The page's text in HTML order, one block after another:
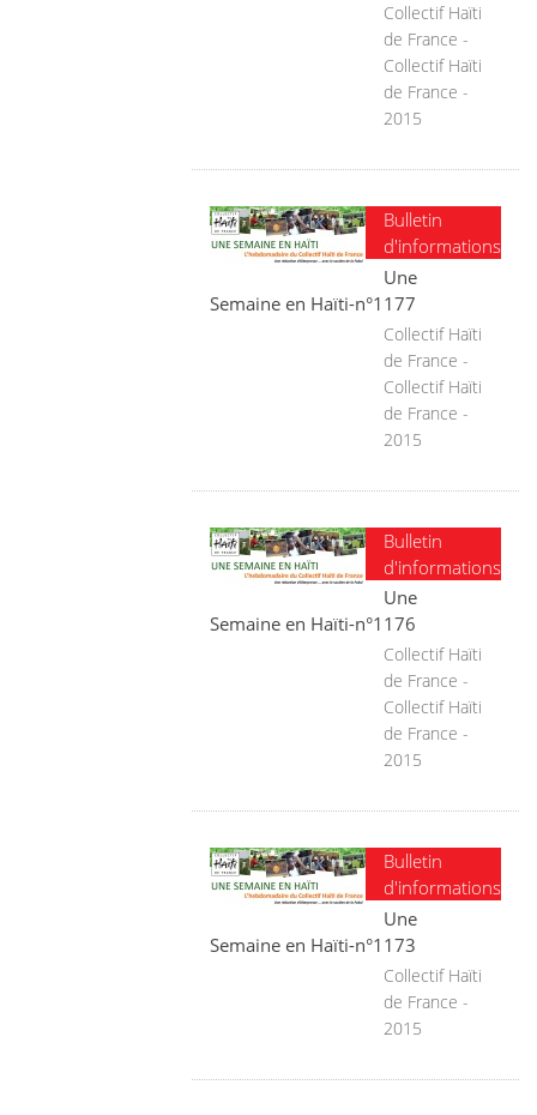
Collectif Haïti
de France -
Collectif Haïti
de France -
2015
Bulletin
d'informations
Une
Semaine en Haïti-n°1177
Collectif Haïti
de France -
Collectif Haïti
de France -
2015
Bulletin
d'informations
Une
Semaine en Haïti-n°1176
Collectif Haïti
de France -
Collectif Haïti
de France -
2015
Bulletin
d'informations
Une
Semaine en Haïti-n°1173
Collectif Haïti
de France -
2015